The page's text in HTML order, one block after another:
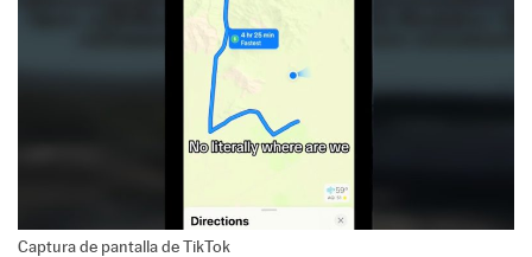
Captura de pantalla de TikTok